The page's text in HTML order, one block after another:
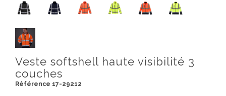
Veste softshell haute visibilité 3
couches
Référence 17-29212